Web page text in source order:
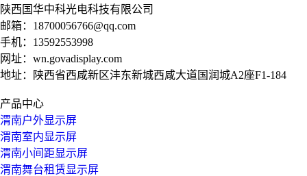
陕西国华中科光电科技有限公司
邮箱： 18700056766@qq.com
手机： 13592553998
网址： wn.govadisplay.com
地址：陕西省西咸新区沣东新城西咸大道国润城A2座F1-184
产品中心
渭南户外显示屏
渭南室内显示屏
渭南小间距显示屏
渭南舞台租赁显示屏